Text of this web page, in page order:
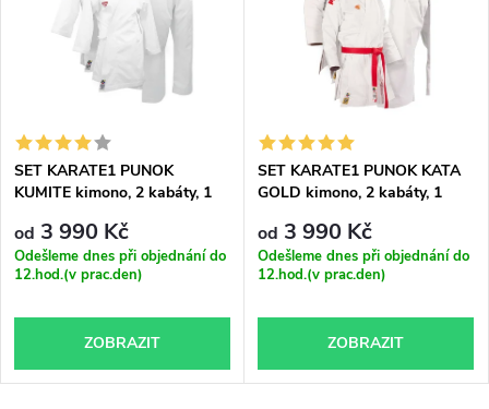
SET KARATE1 PUNOK
KUMITE kimono, 2 kabáty, 1
od 3 990 Kč
Odešleme dnes při objednání do
12.hod.(v prac.den)
ZOBRAZIT
SET KARATE1 PUNOK KATA
GOLD kimono, 2 kabáty, 1
od 3 990 Kč
Odešleme dnes při objednání do
12.hod.(v prac.den)
ZOBRAZIT